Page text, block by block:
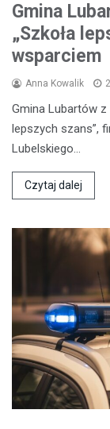
Gmina
„Szkoła
wsparciem
Anna Kowalik
Gmina Lubartów z
lepszych szans”,
Lubelskiego…
Czytaj dalej